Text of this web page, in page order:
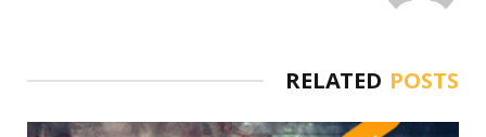
RELATED POSTS